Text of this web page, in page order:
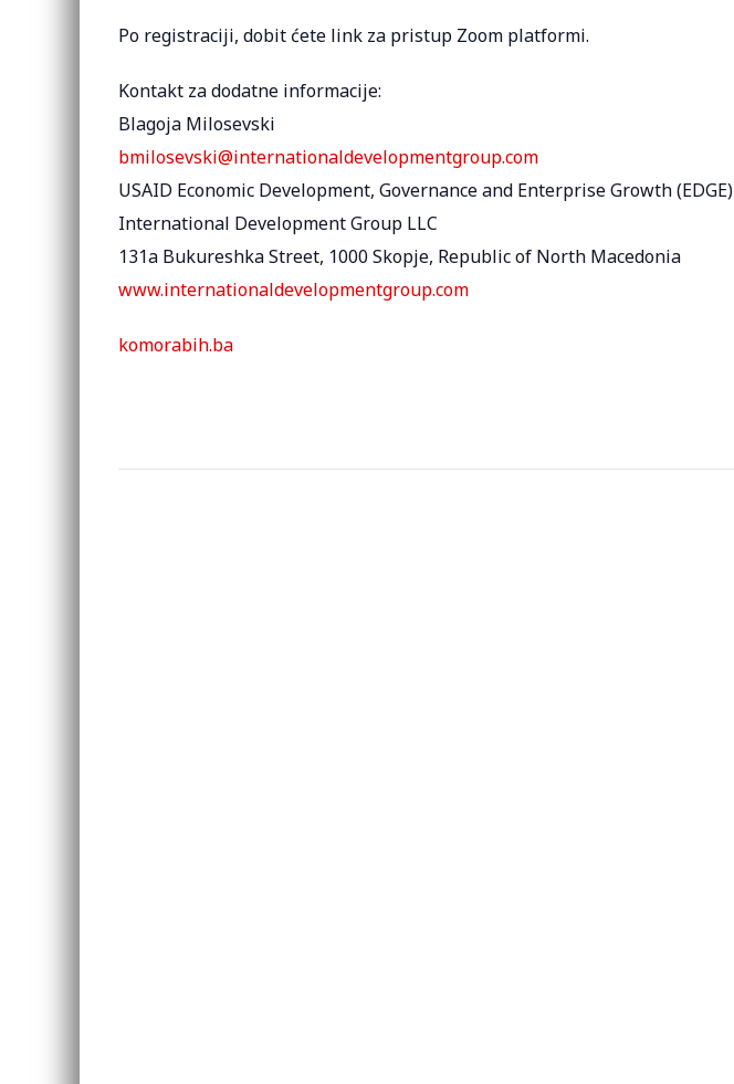
Po registraciji, dobit ćete link za pristup Zoom platformi.
Kontakt za dodatne informacije:
Blagoja Milosevski
bmilosevski@internationaldevelopmentgroup.com
USAID Economic Development, Governance and Enterprise Growth (EDGE)
International Development Group LLC
131a Bukureshka Street, 1000 Skopje, Republic of North Macedonia
www.internationaldevelopmentgroup.com
komorabih.ba